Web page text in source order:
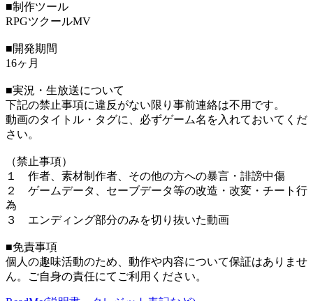
■制作ツール
RPGツクールMV
■開発期間
16ヶ月
■実況・生放送について
下記の禁止事項に違反がない限り事前連絡は不用です。
動画のタイトル・タグに、必ずゲーム名を入れておいてくだ
さい。
（禁止事項）
１ 作者、素材制作者、その他の方への暴言・誹謗中傷
２ ゲームデータ、セーブデータ等の改造・改変・チート行
為
３ エンディング部分のみを切り抜いた動画
■免責事項
個人の趣味活動のため、動作や内容について保証はありませ
ん。ご自身の責任にてご利用ください。